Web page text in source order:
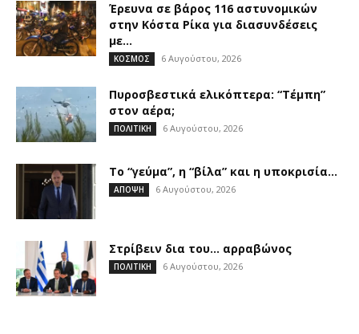
Έρευνα σε βάρος 116 αστυνομικών
στην Κόστα Ρίκα για διασυνδέσεις
με...
ΚΟΣΜΟΣ 6 Αυγούστου, 2026
Πυροσβεστικά ελικόπτερα: “Τέμπη”
στον αέρα;
ΠΟΛΙΤΙΚΗ 6 Αυγούστου, 2026
Το “γεύμα”, η “βίλα” και η υποκρισία…
ΑΠΟΨΗ 6 Αυγούστου, 2026
Στρίβειν δια του… αρραβώνος
ΠΟΛΙΤΙΚΗ 6 Αυγούστου, 2026